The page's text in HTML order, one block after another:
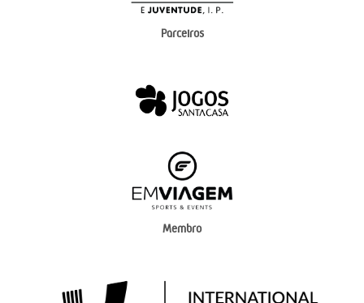
Parceiros
Membro